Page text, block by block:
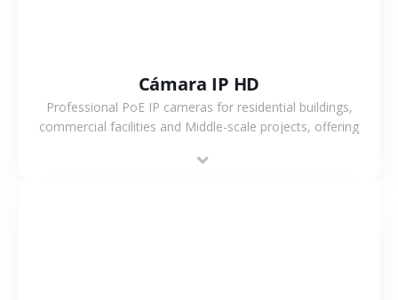
Cámara IP HD
Professional PoE IP cameras for residential buildings,
commercial facilities and Middle-scale projects, offering
support.